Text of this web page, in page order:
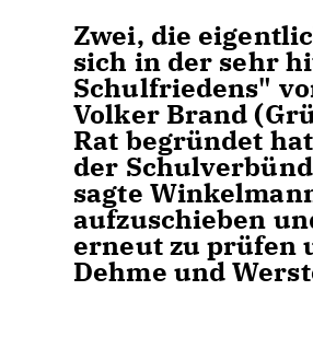
Zwei, die
sich in der sehr
Schulfriedens"
Volker Brand
Rat begründet
der
sagte
aufzuschieben
erneut zu prüfen
Dehme und